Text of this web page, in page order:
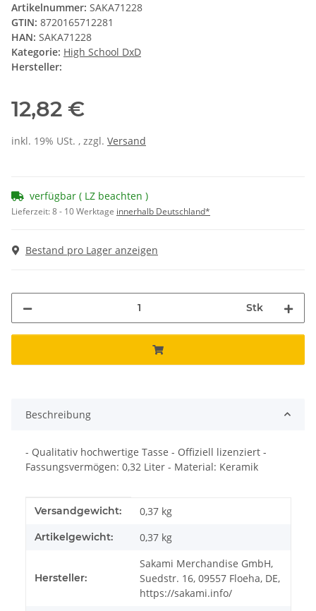
Artikelnummer: SAKA71228
GTIN: 8720165712281
HAN: SAKA71228
Kategorie: High School DxD
Hersteller:
12,82 €
inkl. 19% USt. , zzgl. Versand
verfügbar ( LZ beachten )
Lieferzeit:8 - 10 Werktage innerhalb Deutschland*
Bestand pro Lager anzeigen
Stk
Beschreibung
- Qualitativ hochwertige Tasse - Offiziell lizenziert -
Fassungsvermögen: 0,32 Liter - Material: Keramik
Produkteigenschaft
Wert
Versandgewicht: 0,37 kg
Artikelgewicht: 0,37 kg
Hersteller:
Sakami Merchandise GmbH,
Suedstr. 16, 09557 Floeha, DE,
https://sakami.info/